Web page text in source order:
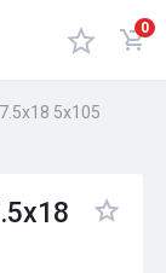
0
7.5x18 5x105